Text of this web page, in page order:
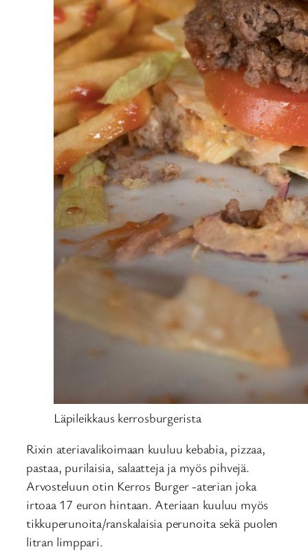
Läpileikkaus kerrosburgerista
Rixin ateriavalikoimaan kuuluu kebabia, pizzaa,
pastaa, purilaisia, salaatteja ja myös pihvejä.
Arvosteluun otin Kerros Burger -aterian joka
irtoaa 17 euron hintaan. Ateriaan kuuluu myös
tikkuperunoita/ranskalaisia perunoita sekä puolen
litran limppari.